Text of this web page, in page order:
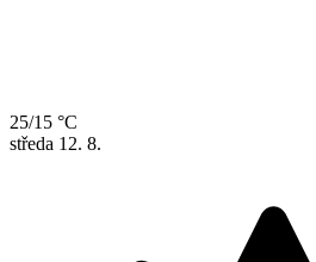
25/15 °C
středa 12. 8.